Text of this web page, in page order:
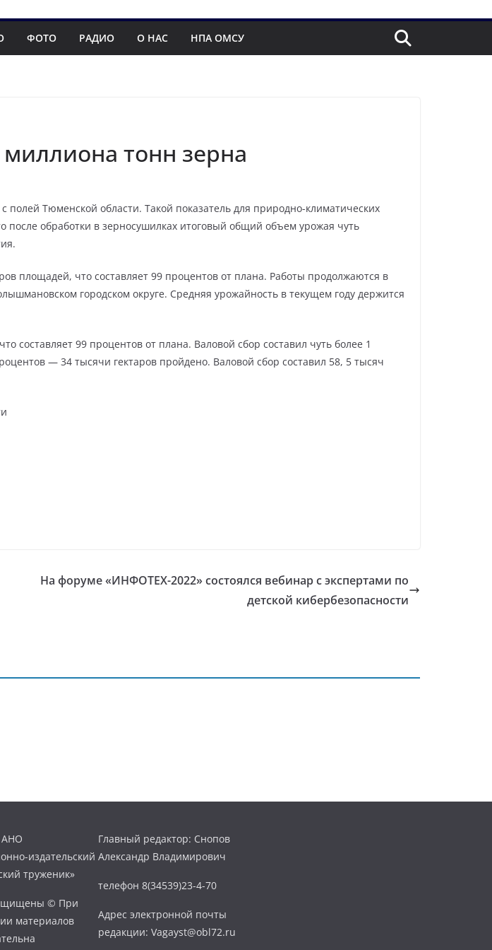
ФОТО РАДИО О НАС НПА ОМСУ
тонн зерна
Тюменской области. Такой показатель для природно-климатических
после обработки в зерносушилках итоговый общий объем урожая чуть
площадей, что составляет 99 процентов от плана. Работы продолжаются в
городском округе. Средняя урожайность в текущем году держится
составляет 99 процентов от плана. Валовой сбор составил чуть более 1
— 34 тысячи гектаров пройдено. Валовой сбор составил 58, 5 тысяч
На форуме «ИНФОТЕХ-2022» состоялся вебинар с экспертами по
детской кибербезопасности
АНО
издательский
труженик»
© При
материалов
Главный редактор: Снопов
Александр Владимирович
телефон 8(34539)23-4-70
Адрес электронной почты
редакции: Vagayst@obl72.ru